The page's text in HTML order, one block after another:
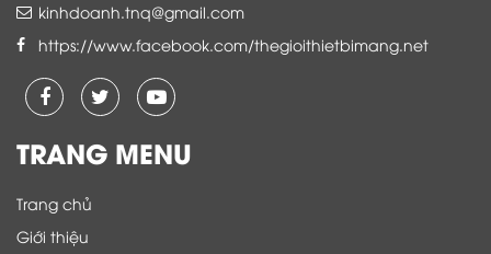
kinhdoanh.tnq@gmail.com
https://www.facebook.com/thegioithietbimang.net
TRANG MENU
Trang chủ
Giới thiệu